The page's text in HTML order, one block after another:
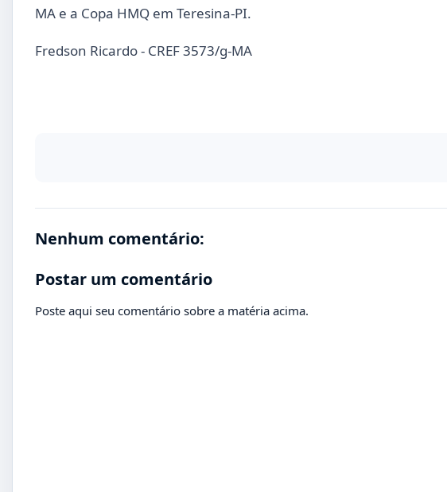
MA e a Copa HMQ em Teresina-PI.
Fredson Ricardo - CREF 3573/g-MA
Nenhum comentário:
Postar um comentário
Poste aqui seu comentário sobre a matéria acima.